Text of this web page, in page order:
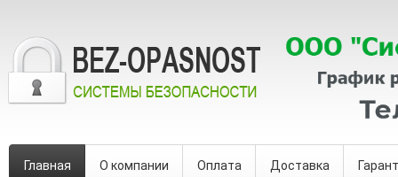
Главная О компании Оплата Доставка